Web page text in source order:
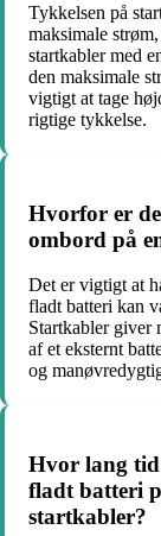
Tykkelsen på
maksimale
startkabler med
den maksimale
vigtigt at tage
rigtige tykkelse.
Hvorfor er
ombord på
Det er vigtigt at
fladt batteri kan
Startkabler giver
af et eksternt
og
Hvor lang tid
fladt batteri
startkabler?